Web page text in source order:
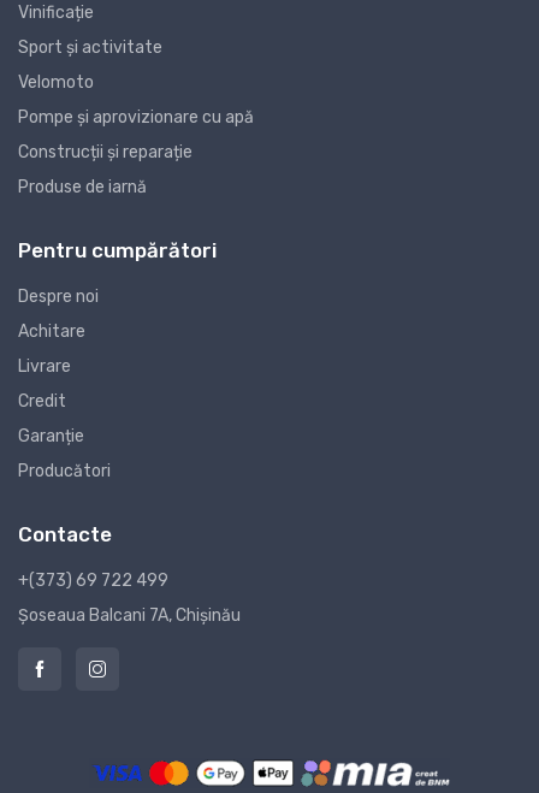
Vinificație
Sport și activitate
Velomoto
Pompe și aprovizionare cu apă
Construcții și reparație
Produse de iarnă
Pentru cumpărători
Despre noi
Achitare
Livrare
Credit
Garanție
Producători
Contacte
+(373) 69 722 499
Șoseaua Balcani 7A, Chișinău